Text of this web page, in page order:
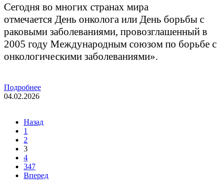
Сегодня во многих странах мира
отмечается День онколога или День борьбы с
раковыми заболеваниями, провозглашенный в
2005 году Международным союзом по борьбе с
онкологическими заболеваниями».
Подробнее
04.02.2026
Назад
1
2
3
4
347
Вперед